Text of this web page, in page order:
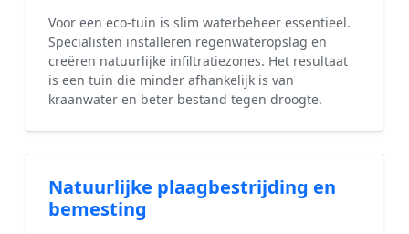
Voor een eco-tuin is slim waterbeheer essentieel.
Specialisten installeren regenwateropslag en
creëren natuurlijke infiltratiezones. Het resultaat
is een tuin die minder afhankelijk is van
kraanwater en beter bestand tegen droogte.
Natuurlijke plaagbestrijding en
bemesting